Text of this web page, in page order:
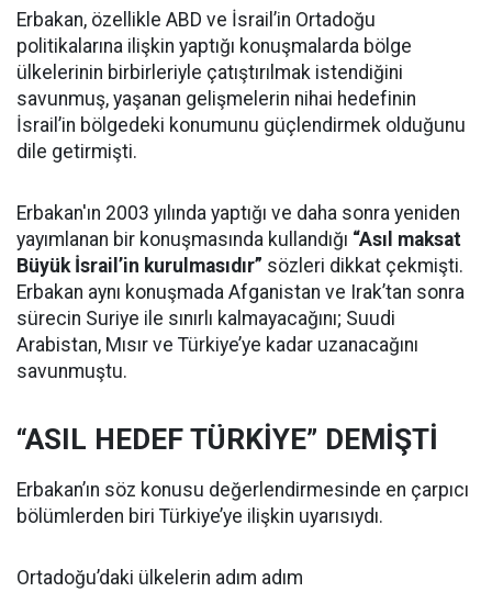
Erbakan, özellikle ABD ve İsrail’in Ortadoğu
politikalarına ilişkin yaptığı konuşmalarda bölge
ülkelerinin birbirleriyle çatıştırılmak istendiğini
savunmuş, yaşanan gelişmelerin nihai hedefinin
İsrail’in bölgedeki konumunu güçlendirmek olduğunu
dile getirmişti.
Erbakan'ın 2003 yılında yaptığı ve daha sonra yeniden
yayımlanan bir konuşmasında kullandığı “Asıl maksat
Büyük İsrail’in kurulmasıdır” sözleri dikkat çekmişti.
Erbakan aynı konuşmada Afganistan ve Irak’tan sonra
sürecin Suriye ile sınırlı kalmayacağını; Suudi
Arabistan, Mısır ve Türkiye’ye kadar uzanacağını
savunmuştu.
“ASIL HEDEF TÜRKİYE” DEMİŞTİ
Erbakan’ın söz konusu değerlendirmesinde en çarpıcı
bölümlerden biri Türkiye’ye ilişkin uyarısıydı.
Ortadoğu’daki ülkelerin adım adım